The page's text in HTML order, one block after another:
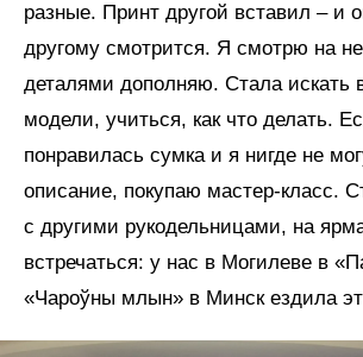
разные. Принт другой вставил – и
другому смотрится. Я смотрю на
деталями дополняю. Стала искать
модели, учиться, как что делать.
понравилась сумка и я нигде не
описание, покупаю мастер-класс.
с другими рукодельницами, на
встречаться: у нас в Могилеве в
«Чароўны млын» в Минск ездила